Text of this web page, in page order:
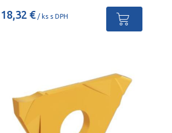
18,32 €/ ks s DPH